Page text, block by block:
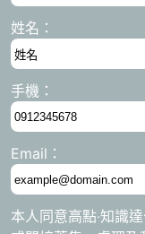
姓名：
手機：
Email：
本人同意高點‧知識